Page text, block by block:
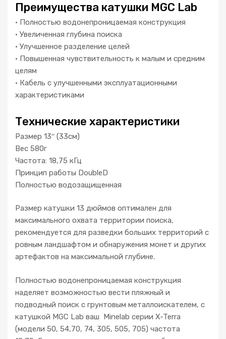
к
Г
ц
Преимущества катушки MGC Lab
• Полностью водонепроницаемая конструкция
• Увеличенная глубина поиска
• Улучшенное разделение целей
• Повышенная чувствительность к малым и средним
целям
• Кабель с улучшенными эксплуатационными
характеристиками
Технические характеристики
Размер 13″ (33см)
Вес 580г
Частота: 18,75 кГц
Принцип работы DoubleD
Полностью водозащищенная
Размер катушки 13 дюймов оптимален для
максимального охвата территории поиска,
рекомендуется для разведки больших территорий с
ровным ландшафтом и обнаружения монет и других
артефактов на максимальной глубине.
Полностью водонепроницаемая конструкция
наделяет возможностью вести пляжный и
подводный поиск с грунтовым металлоискателем, с
катушкой MGC Lab ваш Minelab серии X-Terra
(модели 50, 54,70, 74, 305, 505, 705) частота